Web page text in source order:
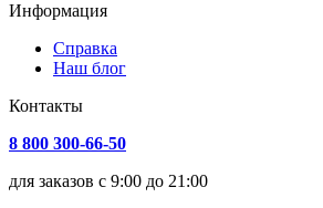
Информация
Справка
Наш блог
Контакты
8 800 300-66-50
для заказов с 9:00 до 21:00